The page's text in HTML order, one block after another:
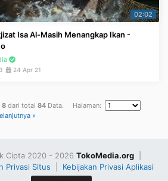
02:02
Isa Al-Masih Menangkap Ikan -
24 Apr 21
8 dari total 84 Data. Halaman:
»
Cipta 2020 - 2026 TokoMedia.org|
Privasi Situs
Kebijakan Privasi Aplikasi